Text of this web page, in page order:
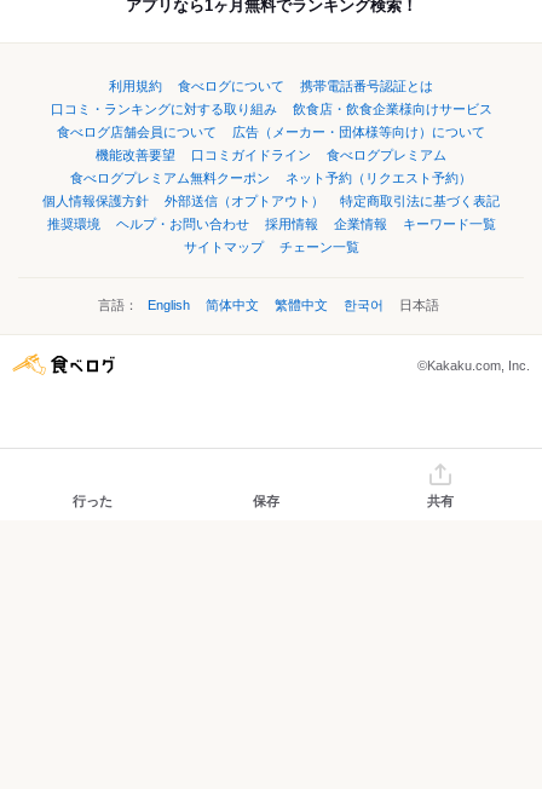
アプリなら1ヶ月無料でランキング検索！
利用規約 食べログについて
携帯電話番号認証とは
口コミ・ランキングに対する取り組み
飲食店・飲食企業様向けサービス
食べログ店舗会員について
広告（メーカー・団体様等向け）について
機能改善要望
口コミガイドライン
食べログプレミアム
食べログプレミアム無料クーポン
ネット予約（リクエスト予約）
個人情報保護方針
外部送信（オプトアウト）
特定商取引法に基づく表記
推奨環境
ヘルプ・お問い合わせ 採用情報 企業情報
キーワード一覧
サイトマップ
チェーン一覧
言語： English 简体中文 繁體中文 한국어 日本語
©Kakaku.com, Inc.
行った 保存 共有